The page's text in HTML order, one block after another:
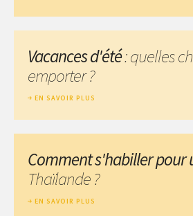
Vacances d'été: quelles
emporter ?
EN SAVOIR PLUS
Comment s'habiller pour
Thaïlande ?
EN SAVOIR PLUS